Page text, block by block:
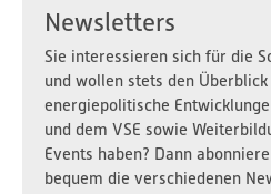
Newsletters
Sie interessieren sich für die
und wollen stets den
energiepolitische
und dem VSE sowie
Events haben? Dann
bequem die verschiedenen